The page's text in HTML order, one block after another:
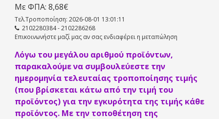
Με ΦΠΑ: 8,68€
Τελ.Τροποποίηση: 2026-08-01 13:01:11
2102280384 - 2102286268
Επικοινωνήστε μαζί μας αν σας ενδιαφέρει η μεταπώληση
Λόγω του μεγάλου αριθμού προϊόντων,
παρακαλούμε να συμβουλεύεστε την
ημερομηνία τελευταίας τροποποίησης τιμής
(που βρίσκεται κάτω από την τιμή του
προϊόντος) για την εγκυρότητα της τιμής κάθε
προϊόντος. Με την τοποθέτηση της